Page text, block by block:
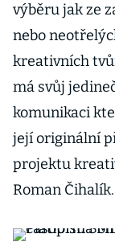
výběru jak ze
nebo
kreativních
má svůj
komunikaci
její originální
projektu
Roman Čihalík.